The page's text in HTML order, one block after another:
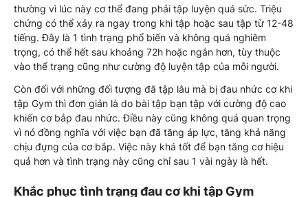
thường vì lúc này cơ thể đang phải tập luyện quá sức. Triệu
chứng có thể xảy ra ngay trong khi tập hoặc sau tập từ 12-48
tiếng. Đây là 1 tình trạng phổ biến và không quá nghiêm
trọng, có thể hết sau khoảng 72h hoặc ngắn hơn, tùy thuộc
vào thể trạng cũng như cường độ luyện tập của mỗi người.
Còn đối với những đối tượng đã tập lâu mà bị đau nhức cơ khi
tập Gym thì đơn giản là do bài tập bạn tập với cường độ cao
khiến cơ bắp đau nhức. Điều này cũng không quá quan trọng
vì nó đồng nghĩa với việc bạn đã tăng áp lực, tăng khả năng
chịu đựng của cơ bắp. Việc này khá tốt để bạn tăng cơ hiệu
quả hơn và tình trạng này cũng chỉ sau 1 vài ngày là hết.
Khắc phục tình trạng đau cơ khi tập Gym